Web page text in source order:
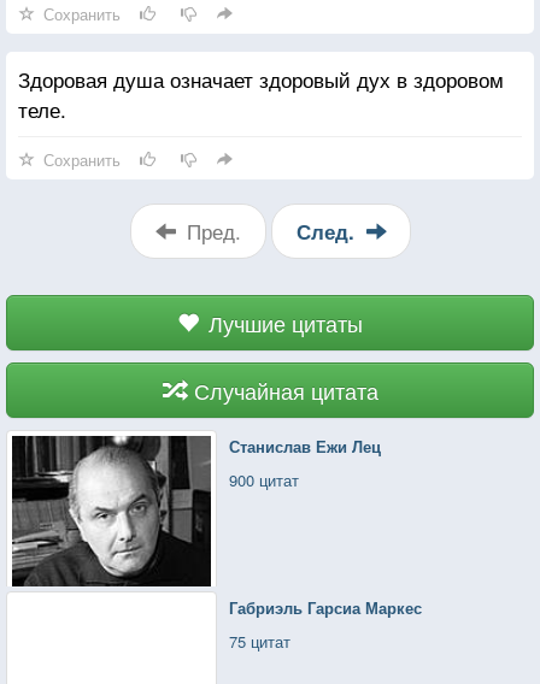
Сохранить
Здоровая душа означает здоровый дух в здоровом
теле.
Сохранить
Пред. След.
Лучшие цитаты
Случайная цитата
Станислав Ежи Лец
900 цитат
Габриэль Гарсиа Маркес
75 цитат